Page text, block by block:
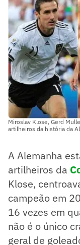
Miroslav Klose, Gerd
artilheiros da história da
A Alemanha
artilheiros da
Klose,
campeão em
16 vezes em
não é o único
geral de